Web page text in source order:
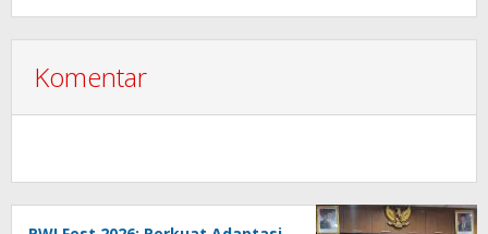
Komentar